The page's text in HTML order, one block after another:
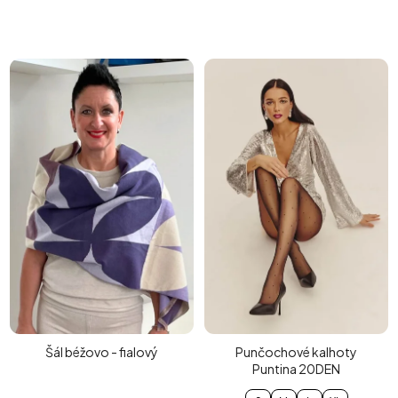
Šál béžovo - fialový
Punčochové kalhoty
Puntina 20DEN